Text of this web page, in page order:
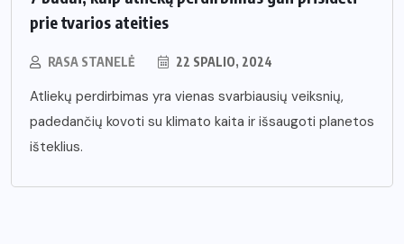
prie tvarios ateities
RASA STANELĖ 22 SPALIO, 2024
Atliekų perdirbimas yra vienas svarbiausių veiksnių,
padedančių kovoti su klimato kaita ir išsaugoti planetos
išteklius.